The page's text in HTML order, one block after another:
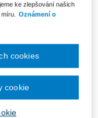
Vložit do košíku
Ceny jsou včetně DPH
ke zlepšování našich
Oznámení o
cookies
cookie